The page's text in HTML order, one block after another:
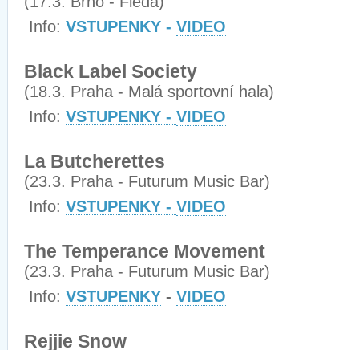
Info: VSTUPENKY - VIDEO
Black Label Society
(18.3. Praha - Malá sportovní hala)
Info: VSTUPENKY - VIDEO
La Butcherettes
(23.3. Praha - Futurum Music Bar)
Info: VSTUPENKY - VIDEO
The Temperance Movement
(23.3. Praha - Futurum Music Bar)
Info: VSTUPENKY - VIDEO
Rejjie Snow